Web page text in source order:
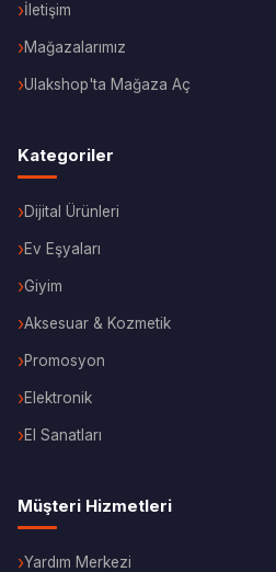
İletişim
Mağazalarımız
Ulakshop'ta Mağaza Aç
Kategoriler
Dijital Ürünleri
Ev Eşyaları
Giyim
Aksesuar & Kozmetik
Promosyon
Elektronik
El Sanatları
Müşteri Hizmetleri
Yardım Merkezi